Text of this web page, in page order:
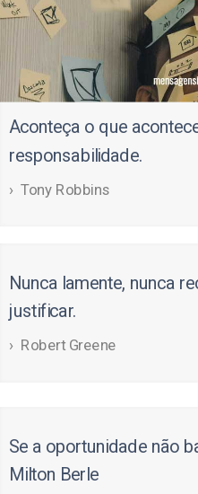
Aconteça o que
responsabilidade.
Tony Robbins
Nunca lamente, nunca
justificar.
Robert Greene
Se a oportunidade não
Milton Berle